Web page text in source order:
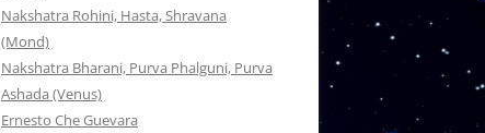
Nakshatra Rohini, Hasta, Shravana
(Mond)
Nakshatra Bharani, Purva Phalguni, Purva
Ashada (Venus)
Ernesto Che Guevara